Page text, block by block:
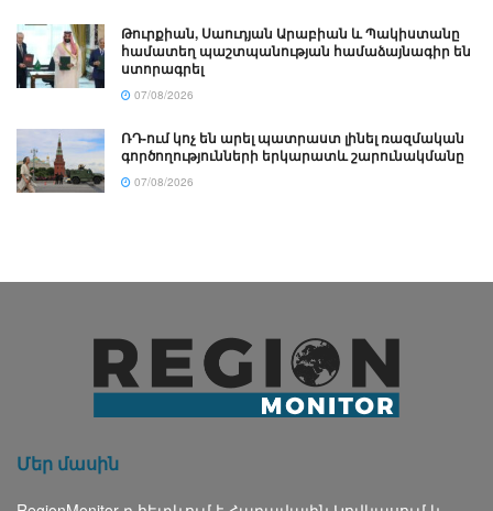
Թուրքիան, Սաուդյան Արաբիան և Պակիստանը
համատեղ պաշտպանության համաձայնագիր են
ստորագրել
07/08/2026
ՌԴ-ում կոչ են արել պատրաստ լինել ռազմական
գործողությունների երկարատև շարունակմանը
07/08/2026
Մեր մասին